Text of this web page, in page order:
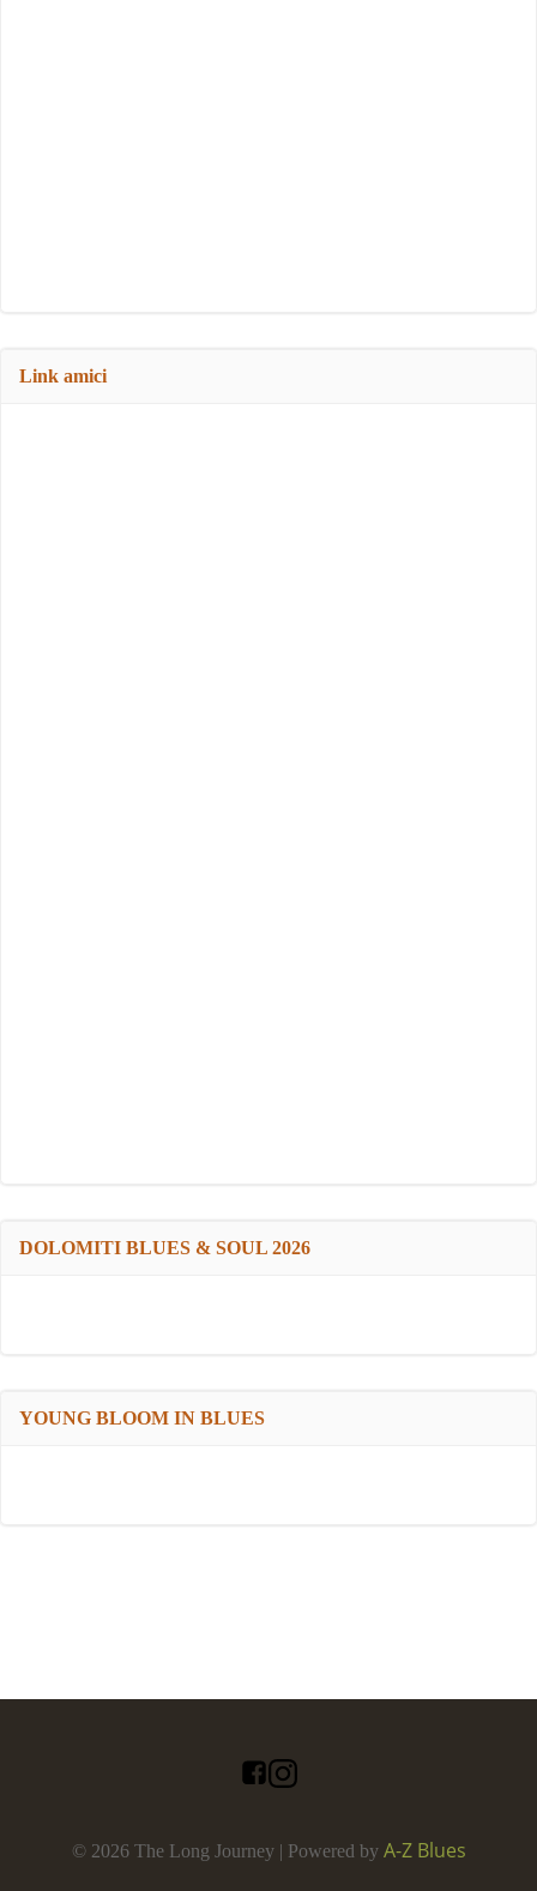
Link amici
DOLOMITI BLUES & SOUL 2026
YOUNG BLOOM IN BLUES
© 2026 The Long Journey | Powered by A-Z Blues